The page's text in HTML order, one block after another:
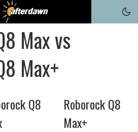
Max vs
Max+
Q8
Roborock Q8
Max+